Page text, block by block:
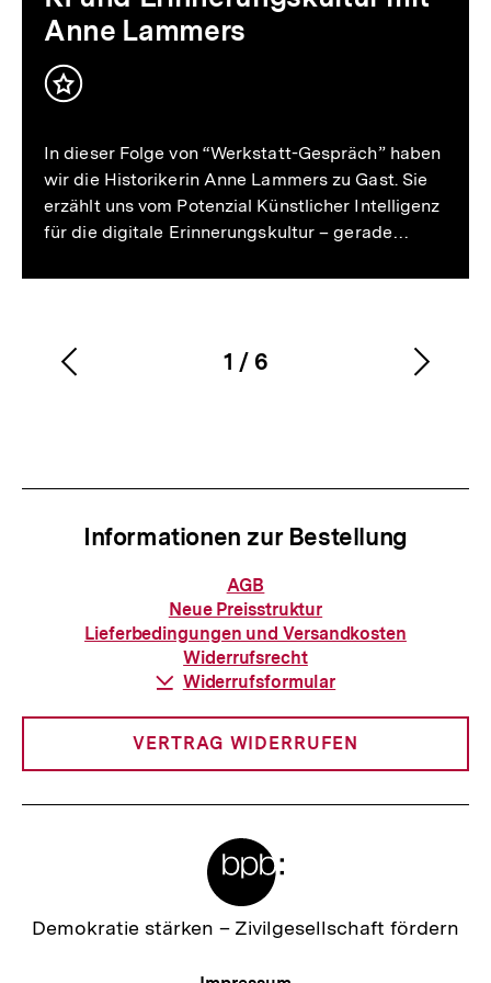
Anne Lammers
Inhalt
In dieser Folge von “Werkstatt-Gespräch” haben
wir die Historikerin Anne Lammers zu Gast. Sie
erzählt uns vom Potenzial Künstlicher Intelligenz
für die digitale Erinnerungskultur – gerade…
Karussellinhalt
1
von
/ 6
Vorherigen
Informationen zur Bestellung
Informationen
zur
Bestellung
AGB
Neue Preisstruktur
Lieferbedingungen und Versandkosten
Widerrufsrecht
Download-
Widerrufsformular
VERTRAG WIDERRUFEN
Zur
Demokratie stärken – Zivilgesellschaft fördern